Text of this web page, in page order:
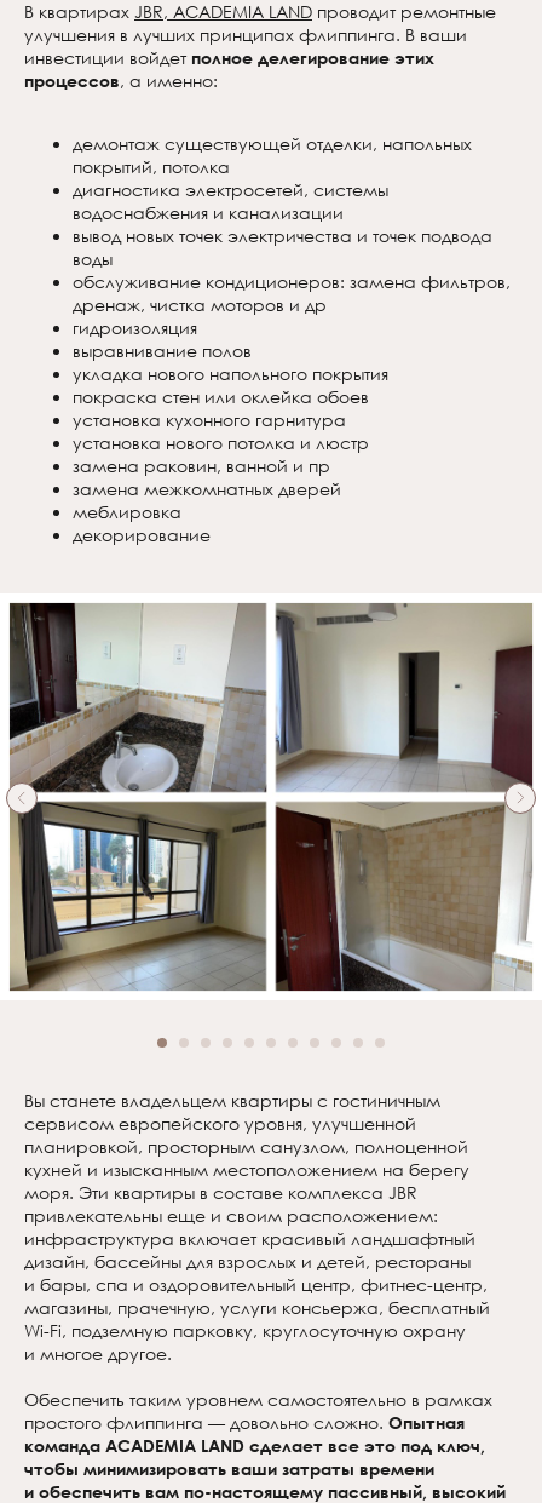
В квартирах JBR, ACADEMIA LAND проводит ремонтные
улучшения в лучших принципах флиппинга. В ваши
инвестиции войдет полное делегирование этих
процессов, а именно:
демонтаж существующей отделки, напольных
покрытий, потолка
диагностика электросетей, системы
водоснабжения и канализации
вывод новых точек электричества и точек подвода
воды
обслуживание кондиционеров: замена фильтров,
дренаж, чистка моторов и др
гидроизоляция
выравнивание полов
укладка нового напольного покрытия
покраска стен или оклейка обоев
установка кухонного гарнитура
установка нового потолка и люстр
замена раковин, ванной и пр
замена межкомнатных дверей
меблировка
декорирование
Вы станете владельцем квартиры с гостиничным
сервисом европейского уровня, улучшенной
планировкой, просторным санузлом, полноценной
кухней и изысканным местоположением на берегу
моря. Эти квартиры в составе комплекса JBR
привлекательны еще и своим расположением:
инфраструктура включает красивый ландшафтный
дизайн, бассейны для взрослых и детей, рестораны
и бары, спа и оздоровительный центр, фитнес-центр,
магазины, прачечную, услуги консьержа, бесплатный
Wi-Fi, подземную парковку, круглосуточную охрану
и многое другое.
Обеспечить таким уровнем самостоятельно в рамках
простого флиппинга — довольно сложно. Опытная
команда ACADEMIA LAND сделает все это под ключ,
чтобы минимизировать ваши затраты времени
и обеспечить вам по-настоящему пассивный, высокий